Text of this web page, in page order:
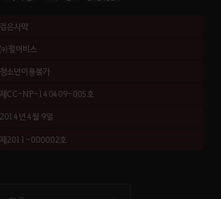
검은사막
㈜펄어비스
청소년이용불가
제CC-NP-140409-005호
2014년 4월 9일
제2011-000002호